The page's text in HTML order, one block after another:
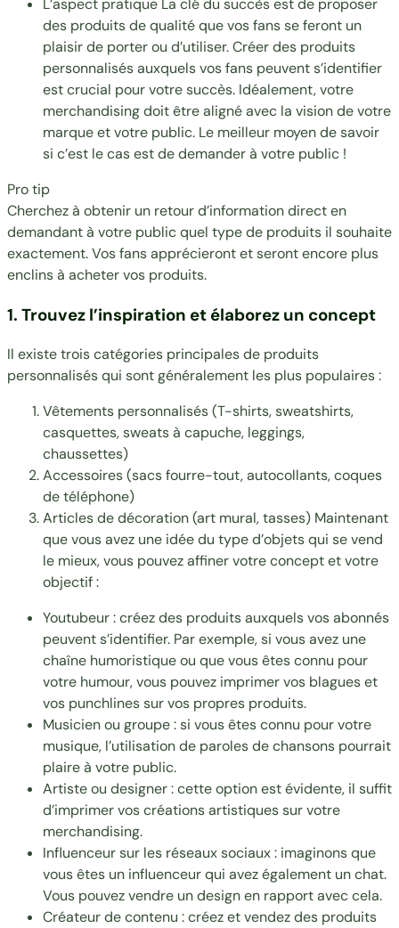
L’aspect pratique La clé du succès est de proposer
des produits de qualité que vos fans se feront un
plaisir de porter ou d’utiliser. Créer des produits
personnalisés auxquels vos fans peuvent s’identifier
est crucial pour votre succès. Idéalement, votre
merchandising doit être aligné avec la vision de votre
marque et votre public. Le meilleur moyen de savoir
si c’est le cas est de demander à votre public !
Pro tip
Cherchez à obtenir un retour d’information direct en
demandant à votre public quel type de produits il souhaite
exactement. Vos fans apprécieront et seront encore plus
enclins à acheter vos produits.
1. Trouvez l’inspiration et élaborez un concept
Il existe trois catégories principales de produits
personnalisés qui sont généralement les plus populaires :
Vêtements personnalisés (T-shirts, sweatshirts,
casquettes, sweats à capuche, leggings,
chaussettes)
Accessoires (sacs fourre-tout, autocollants, coques
de téléphone)
Articles de décoration (art mural, tasses) Maintenant
que vous avez une idée du type d’objets qui se vend
le mieux, vous pouvez affiner votre concept et votre
objectif :
Youtubeur : créez des produits auxquels vos abonnés
peuvent s’identifier. Par exemple, si vous avez une
chaîne humoristique ou que vous êtes connu pour
votre humour, vous pouvez imprimer vos blagues et
vos punchlines sur vos propres produits.
Musicien ou groupe : si vous êtes connu pour votre
musique, l’utilisation de paroles de chansons pourrait
plaire à votre public.
Artiste ou designer : cette option est évidente, il suffit
d’imprimer vos créations artistiques sur votre
merchandising.
Influenceur sur les réseaux sociaux : imaginons que
vous êtes un influenceur qui avez également un chat.
Vous pouvez vendre un design en rapport avec cela.
Créateur de contenu : créez et vendez des produits